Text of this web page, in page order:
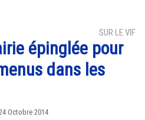
SUR LE VIF
épinglée pour
dans les
Octobre 2014